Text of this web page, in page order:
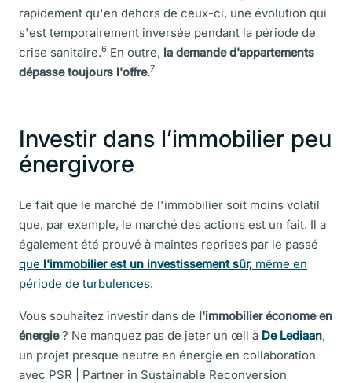
rapidement qu'en dehors de ceux-ci, une évolution qui
s'est temporairement inversée pendant la période de
crise sanitaire.6 En outre, la demande d'appartements
dépasse toujours l'offre.7
Investir dans l’immobilier peu
énergivore
Le fait que le marché de l'immobilier soit moins volatil
que, par exemple, le marché des actions est un fait. Il a
également été prouvé à maintes reprises par le passé
que l'immobilier est un investissement sûr, même en
période de turbulences.
Vous souhaitez investir dans de l'immobilier économe en
énergie? Ne manquez pas de jeter un œil à De Lediaan,
un projet presque neutre en énergie en collaboration
avec PSR | Partner in Sustainable Reconversion